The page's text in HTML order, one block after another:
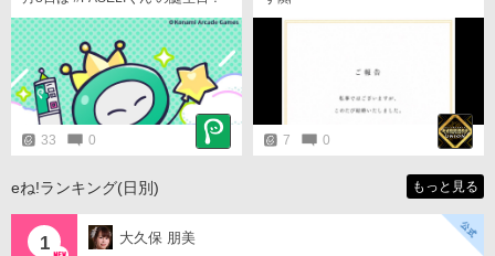
ユーザーさん！いつもありがと
う！ 誕生日を記念して、壁紙を配
布中！ ぜひ、チェックしてみて
ね！ https://p.eagate.573.jp/game/
paseli/paseli-kun/comic/archive/09
7.html #PASELIくんのPaySmartEn
joyLife #パセリくん
33
0 7 0
eね!ランキング(日別) もっと見る
1 大久保 朋美